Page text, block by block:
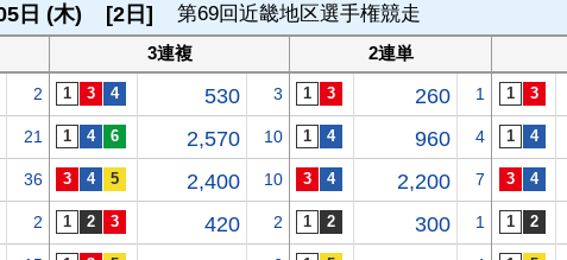
日 (木) [2日] 第69回近畿地区選手権競走
3連複 2連単
2 530 3 260 1
21 2,570 10 960 4
36 2,400 10 2,200 7
2 420 2 300 1